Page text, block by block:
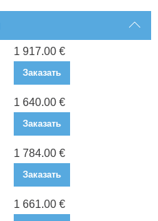
1 917.00 €
Заказать
1 640.00 €
Заказать
1 784.00 €
Заказать
1 661.00 €